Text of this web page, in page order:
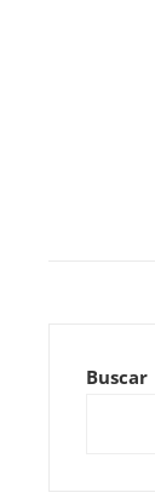
Buscar